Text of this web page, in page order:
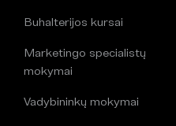
Buhalterijos kursai
Marketingo specialistų
mokymai
Vadybininkų mokymai